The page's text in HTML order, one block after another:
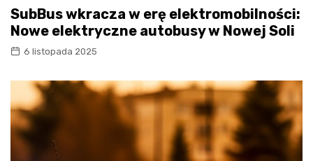
SubBus wkracza w erę elektromobilności:
Nowe elektryczne autobusy w Nowej Soli
6 listopada 2025